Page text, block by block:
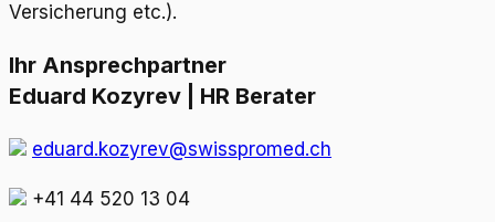
Versicherung etc.).
Ihr Ansprechpartner
Eduard Kozyrev | HR Berater
eduard.kozyrev@swisspromed.ch
+41 44 520 13 04